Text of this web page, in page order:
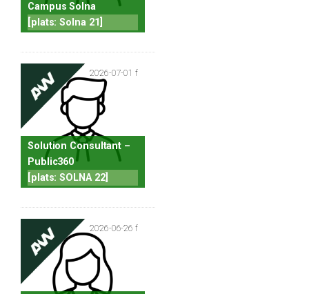
Campus Solna
[plats: Solna 21]
2026-07-01 f
Solution Consultant –
Public360
[plats: SOLNA 22]
2026-06-26 f